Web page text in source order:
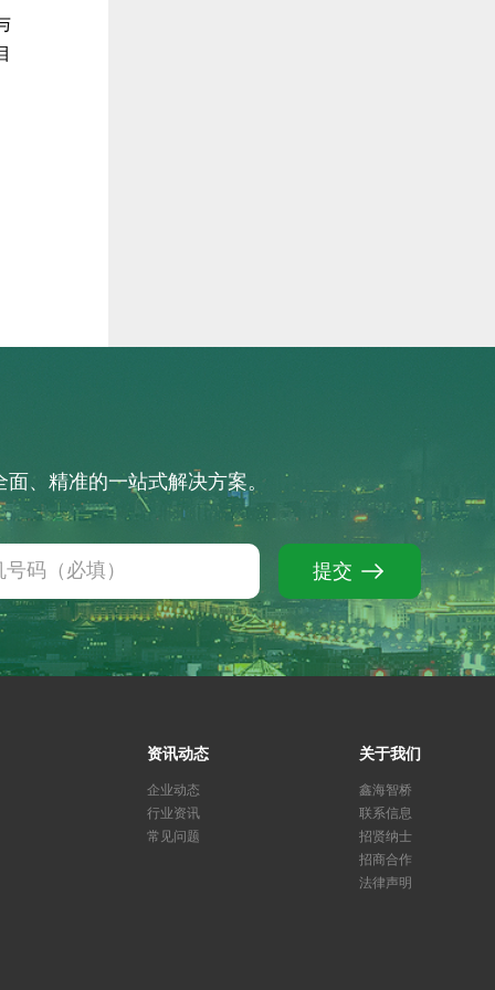
、精准的一站式解决方案。
提交
资讯动态
企业动态
行业资讯
常见问题
关于我们
鑫海智桥
联系信息
招贤纳士
招商合作
法律声明